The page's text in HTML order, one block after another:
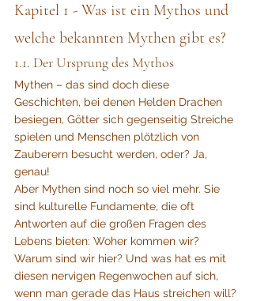
Kapitel 1 - Was ist ein Mythos und
welche bekannten Mythen gibt es?
1.1. Der Ursprung des Mythos
Mythen – das sind doch diese
Geschichten, bei denen Helden Drachen
besiegen, Götter sich gegenseitig Streiche
spielen und Menschen plötzlich von
Zauberern besucht werden, oder? Ja,
genau!
Aber Mythen sind noch so viel mehr. Sie
sind kulturelle Fundamente, die oft
Antworten auf die großen Fragen des
Lebens bieten: Woher kommen wir?
Warum sind wir hier? Und was hat es mit
diesen nervigen Regenwochen auf sich,
wenn man gerade das Haus streichen will?